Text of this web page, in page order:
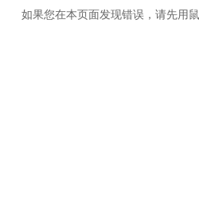
如果您在本页面发现错误，请先用